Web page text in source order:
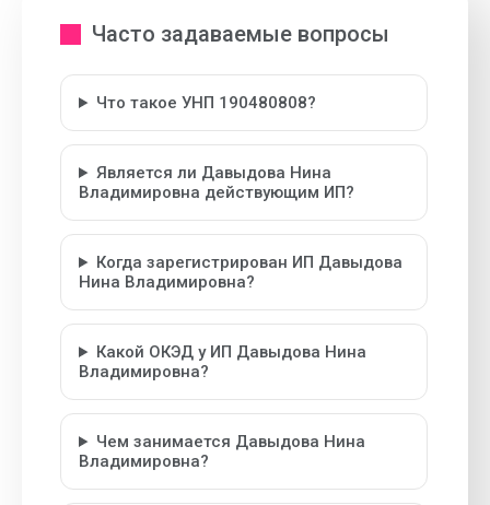
Часто задаваемые вопросы
Что такое УНП 190480808?
Является ли Давыдова Нина
Владимировна действующим ИП?
Когда зарегистрирован ИП Давыдова
Нина Владимировна?
Какой ОКЭД у ИП Давыдова Нина
Владимировна?
Чем занимается Давыдова Нина
Владимировна?